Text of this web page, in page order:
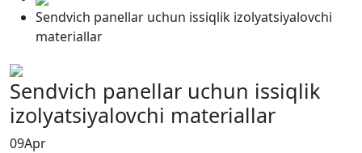
Sendvich panellar uchun issiqlik izolyatsiyalovchi
materiallar
Sendvich panellar uchun issiqlik
izolyatsiyalovchi materiallar
09Apr